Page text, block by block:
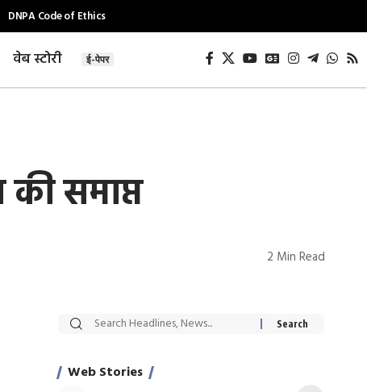
DNPA Code of Ethics
वेब स्टोरी ई-पेपर
समाप्त
2 Min Read
Web Stories
सट्टेबाजी में अरेस्ट हुए
साहिल खान
रोज एक कच्चे लहसुन